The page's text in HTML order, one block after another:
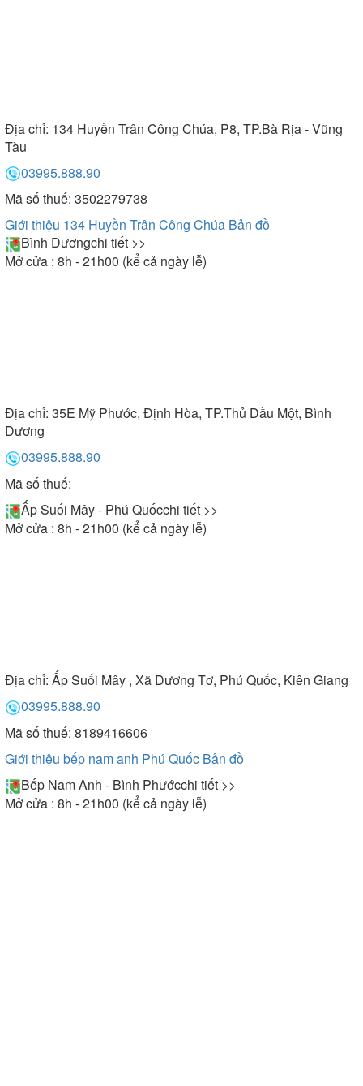
Địa chỉ: 134 Huyền Trân Công Chúa, P8, TP.Bà Rịa - Vũng
Tàu
03995.888.90
Mã số thuế: 3502279738
Giới thiệu 134 Huyền Trân Công Chúa Bản đồ
Bình Dươngchi tiết >>
Mở cửa : 8h - 21h00 (kể cả ngày lễ)
Địa chỉ: 35E Mỹ Phước, Định Hòa, TP.Thủ Dầu Một, Bình
Dương
03995.888.90
Mã số thuế:
Ấp Suối Mây - Phú Quốcchi tiết >>
Mở cửa : 8h - 21h00 (kể cả ngày lễ)
Địa chỉ: Ấp Suối Mây , Xã Dương Tơ, Phú Quốc, Kiên Giang
03995.888.90
Mã số thuế: 8189416606
Giới thiệu bếp nam anh Phú Quốc Bản đồ
Bếp Nam Anh - Bình Phướcchi tiết >>
Mở cửa : 8h - 21h00 (kể cả ngày lễ)